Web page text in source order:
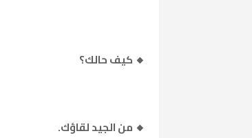
🔸 كيف حالك؟
🔸 من الجيد لقاؤك.